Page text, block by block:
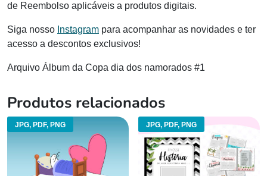
de Reembolso aplicáveis a produtos digitais.
Siga nosso Instagram para acompanhar as novidades e ter
acesso a descontos exclusivos!
Arquivo Álbum da Copa dia dos namorados #1
Produtos relacionados
JPG, PDF, PNG JPG, PDF, PNG